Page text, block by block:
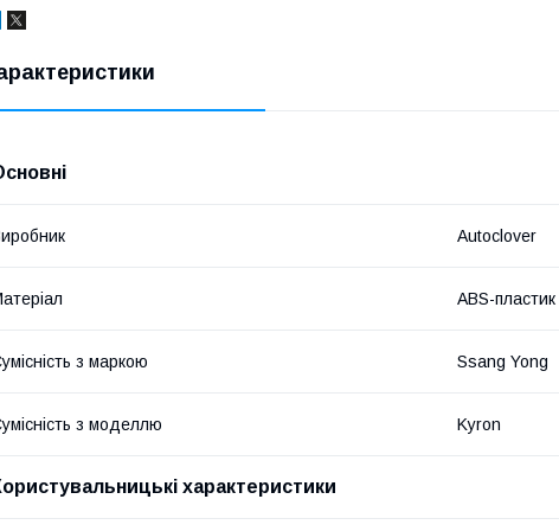
Autoclover
ABS-пластик
з маркою Ssang Yong
з моделлю Kyron
характеристики